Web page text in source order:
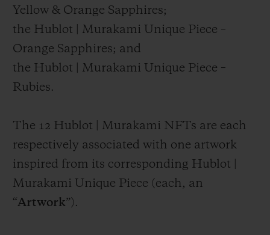
Yellow & Orange Sapphires;
the Hublot | Murakami Unique Piece –
Orange Sapphires; and
the Hublot | Murakami Unique Piece –
Rubies.
The 12 Hublot | Murakami NFTs are each
respectively associated with one artwork
inspired from its corresponding Hublot |
Murakami Unique Piece (each, an
“Artwork”).